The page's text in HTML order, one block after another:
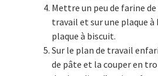
Mettre un peu de farine
travail et sur une plaque à
plaque à biscuit.
Sur le plan de travail
de pâte et la couper en